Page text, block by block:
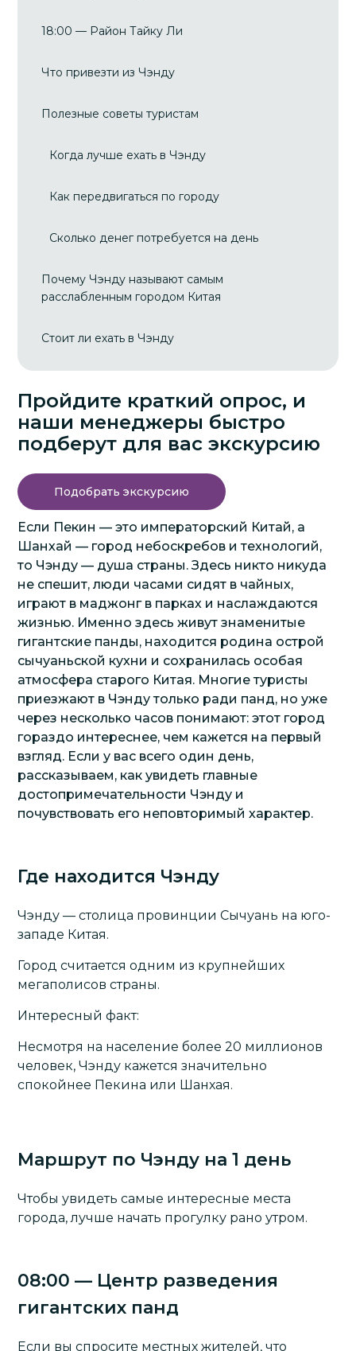
Пройдите краткий опрос, и
наши менеджеры быстро
подберут для вас экскурсию
Подобрать экскурсию
Если Пекин — это императорский Китай, а
Шанхай — город небоскребов и технологий,
то Чэнду — душа страны. Здесь никто никуда
не спешит, люди часами сидят в чайных,
играют в маджонг в парках и наслаждаются
жизнью. Именно здесь живут знаменитые
гигантские панды, находится родина острой
сычуаньской кухни и сохранилась особая
атмосфера старого Китая. Многие туристы
приезжают в Чэнду только ради панд, но уже
через несколько часов понимают: этот город
гораздо интереснее, чем кажется на первый
взгляд. Если у вас всего один день,
рассказываем, как увидеть главные
достопримечательности Чэнду и
почувствовать его неповторимый характер.
Где находится Чэнду
Чэнду — столица провинции Сычуань на юго-
западе Китая.
Город считается одним из крупнейших
мегаполисов страны.
Интересный факт:
Несмотря на население более 20 миллионов
человек,Чэнду кажется значительно
спокойнее Пекина или Шанхая.
Маршрут по Чэнду на 1 день
Чтобы увидеть самые интересные места
города, лучше начать прогулку рано утром.
08:00 — Центр разведения
гигантских панд
Если вы спросите местных жителей, что
18:00 — Район Тайку Ли
Что привезти из Чэнду
Полезные советы туристам
Когда лучше ехать в Чэнду
Как передвигаться по городу
Сколько денег потребуется на день
Почему Чэнду называют самым
расслабленным городом Китая
Стоит ли ехать в Чэнду